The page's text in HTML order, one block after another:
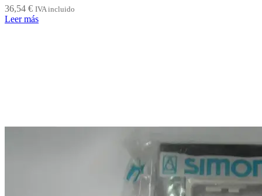
36,54 € IVA incluido
Leer más